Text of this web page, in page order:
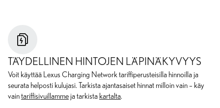
TÄYDELLINEN HINTOJEN LÄPINÄKYVYYS
Voit käyttää Lexus Charging Network tariffiperusteisilla hinnoilla ja
seurata helposti kulujasi. Tarkista ajantasaiset hinnat milloin vain – käy
vaintariffisivuillamme ja tarkista kartalta.